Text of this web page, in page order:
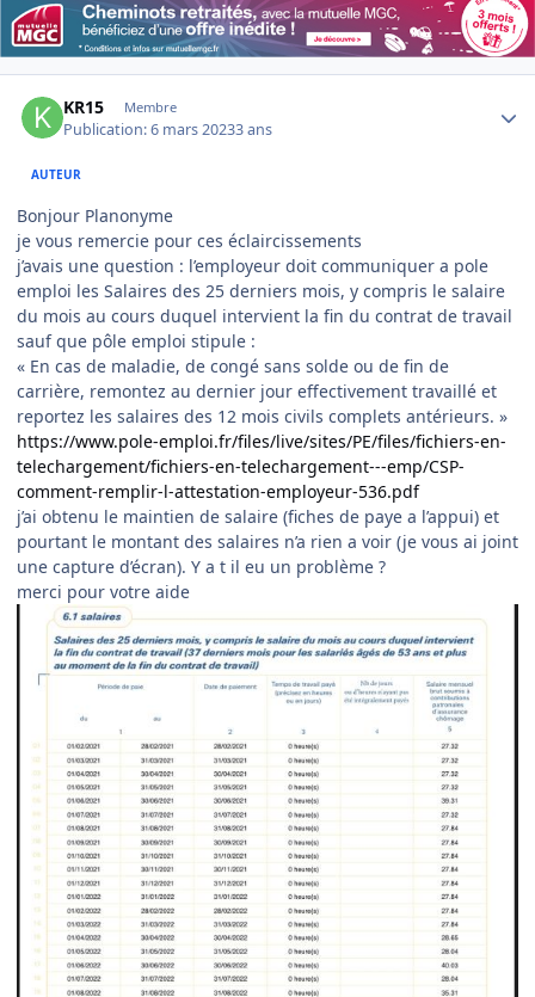
KR15 Membre
Publication:6 mars 20233 ans
AUTEUR
Bonjour Planonyme
je vous remercie pour ces éclaircissements
j’avais une question : l’employeur doit communiquer a pole
emploi les Salaires des 25 derniers mois, y compris le salaire
du mois au cours duquel intervient la fin du contrat de travail
sauf que pôle emploi stipule :
« En cas de maladie, de congé sans solde ou de fin de
carrière, remontez au dernier jour effectivement travaillé et
reportez les salaires des 12 mois civils complets antérieurs. »
https://www.pole-emploi.fr/files/live/sites/PE/files/fichiers-en-
telechargement/fichiers-en-telechargement---emp/CSP-
comment-remplir-l-attestation-employeur-536.pdf
j’ai obtenu le maintien de salaire (fiches de paye a l’appui) et
pourtant le montant des salaires n’a rien a voir (je vous ai joint
une capture d’écran). Y a t il eu un problème ?
merci pour votre aide